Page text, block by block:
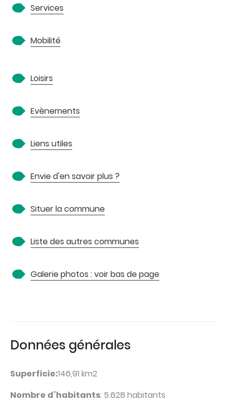
Services
Mobilité
Loisirs
Evènements
Liens utiles
Envie d'en savoir plus ?
Situer la commune
Liste des autres communes
Galerie photos : voir bas de page
Données générales
Superficie:146,91 km2
Nombre d’habitants: 5.628 habitants